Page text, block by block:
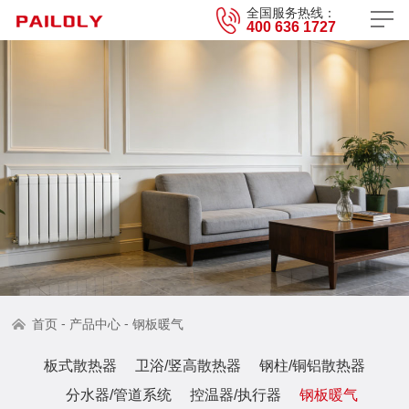
全国服务热线：
400 636 1727
首页 - 产品中心 -钢板暖气
板式散热器 卫浴/竖高散热器
钢柱/铜铝散热器
分水器/管道系统
控温器/执行器 钢板暖气